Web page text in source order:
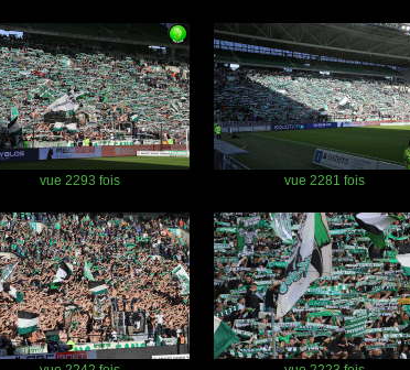
vue 2293 fois vue 2281 fois